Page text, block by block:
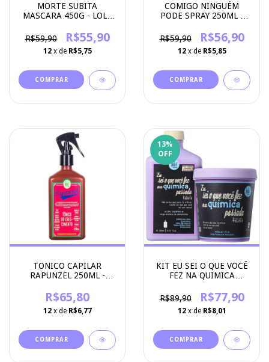
MORTE SUBITA
MASCARA 450G - LOLA
R$59,90
R$55,90
12 x de R$5,75
COMIGO NINGUÉM
PODE SPRAY 250ML -
R$59,90
R$56,90
12 x de R$5,85
TONICO CAPILAR
RAPUNZEL 250ML -
R$65,80
12 x de R$6,77
13%
OFF
KIT EU SEI O QUE VOCÊ
FEZ NA QUIMICA
MASCARA - LOLA
COSMETICS
R$89,90 R$77,90
12 x de R$8,01